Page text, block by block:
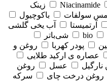
Niacinamide
زینک
مس سولفات
باکوچیول
آرتمیستا
آب یخی گلشی
bio
شی‌باتر
پودر کهربا
روغن و
عصاره ی ارکید طلایی
نارگیل عسل
روغن
روغن درخت چای
سرکه